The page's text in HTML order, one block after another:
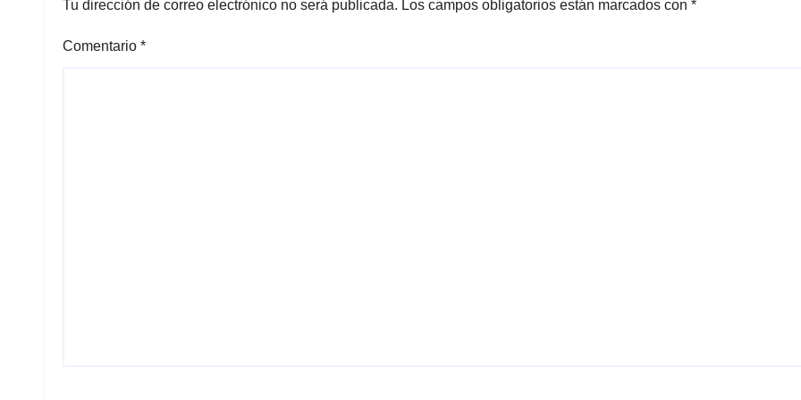
Tu dirección de correo electrónico no será publicada. Los campos obligatorios están marcados con *
Comentario *